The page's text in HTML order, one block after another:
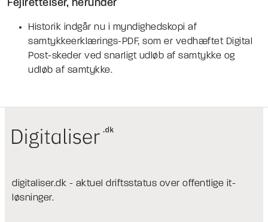
Fejlrettelser, herunder
Historik indgår nu i myndighedskopi af
samtykkeerklærings-PDF, som er vedhæftet Digital
Post-skeder ved snarligt udløb af samtykke og
udløb af samtykke.
digitaliser.dk - aktuel driftsstatus over offentlige it-
løsninger.